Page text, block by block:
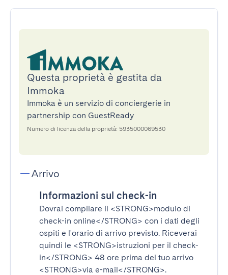
Questa proprietà è gestita da
Immoka
Immoka è un servizio di conciergerie in
partnership con GuestReady
Numero di licenza della proprietà: 5935000069530
Arrivo
Informazioni sul check-in
Dovrai compilare il <STRONG>modulo di
check-in online</STRONG> con i dati degli
ospiti e l'orario di arrivo previsto. Riceverai
quindi le <STRONG>istruzioni per il check-
in</STRONG> 48 ore prima del tuo arrivo
<STRONG>via e-mail</STRONG>.